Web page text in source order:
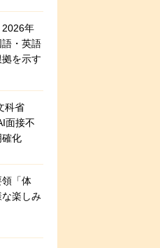
2026年
・英語
を示す
科省
面接不
確化
「体
楽しみ